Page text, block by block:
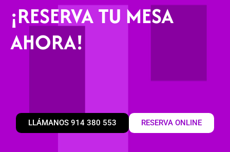
¡RESERVA TU MESA
AHORA!
LLÁMANOS 914 380 553 RESERVA ONLINE